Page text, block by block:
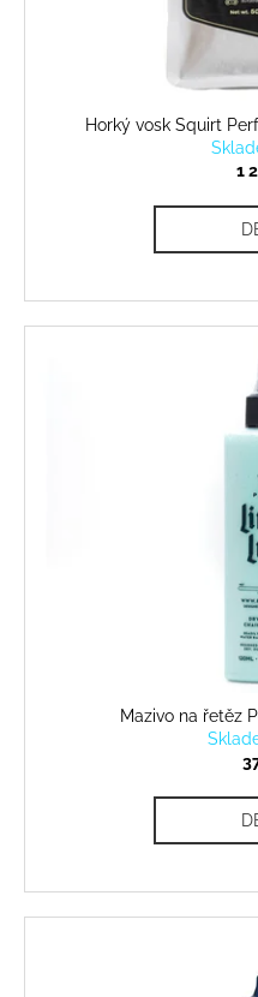
Horký vosk Squirt
1
Mazivo na řetěz